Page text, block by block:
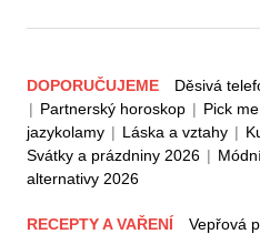
DOPORUČUJEME Děsivá
| Partnerský horoskop | Pick
jazykolamy | Láska a vztahy |
Svátky a prázdniny 2026 |
alternativy 2026
RECEPTY A VAŘENÍ Vepřová